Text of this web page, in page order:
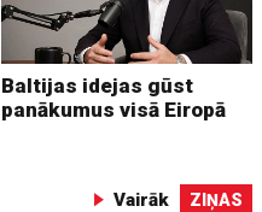
Baltijas idejas gūst
panākumus visā Eiropā
Vairāk ZIŅAS